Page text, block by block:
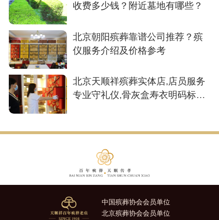
收费多少钱？附近墓地有哪些？
北京朝阳殡葬靠谱公司推荐？殡
仪服务介绍及价格参考
北京天顺祥殡葬实体店,店员服务
专业守礼仪,骨灰盒寿衣明码标价
中国殡葬协会会员单位
北京殡葬协会会员单位